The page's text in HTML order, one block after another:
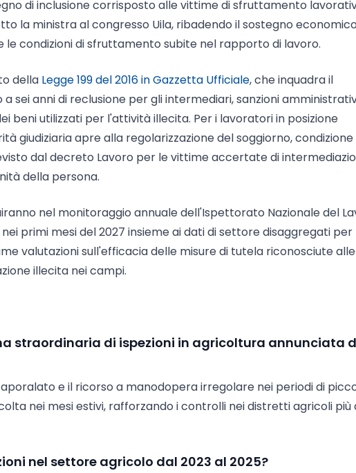
di inclusione corrisposto alle vittime di sfruttamento
la ministra al congresso Uila, ribadendo il sostegno economico
le condizioni di sfruttamento subite nel rapporto di lavoro.
della Legge 199 del 2016 in Gazzetta Ufficiale, che inquadra il
sei anni di reclusione per gli intermediari, sanzioni
beni utilizzati per l'attività illecita. Per i lavoratori in posizione
giudiziaria apre alla regolarizzazione del soggiorno, condizione
dal decreto Lavoro per le vittime accertate di
della persona.
nel monitoraggio annuale dell'Ispettorato Nazionale del
primi mesi del 2027 insieme ai dati di settore disaggregati per
valutazioni sull'efficacia delle misure di tutela riconosciute alle
illecita nei campi.
straordinaria di ispezioni in agricoltura annunciata
e il ricorso a manodopera irregolare nei periodi di
nei mesi estivi, rafforzando i controlli nei distretti agricoli più
nel settore agricolo dal 2023 al 2025?